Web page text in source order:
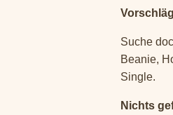
Suche
Beanie,
Single.
Nichts